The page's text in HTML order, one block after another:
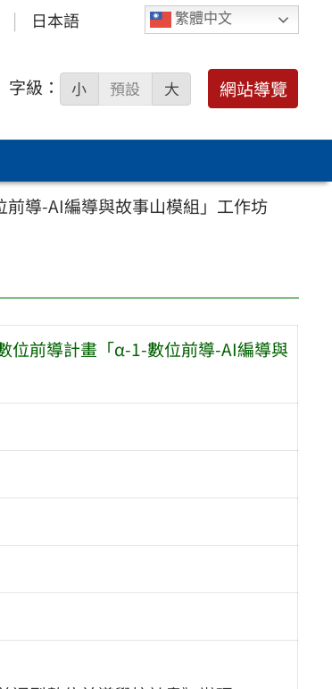
繁體中文
日本語
字級： 小 預設 大 網站導覽
導-AI編導與故事山模組」工作坊
位前導計畫「α-1-數位前導-AI編導與